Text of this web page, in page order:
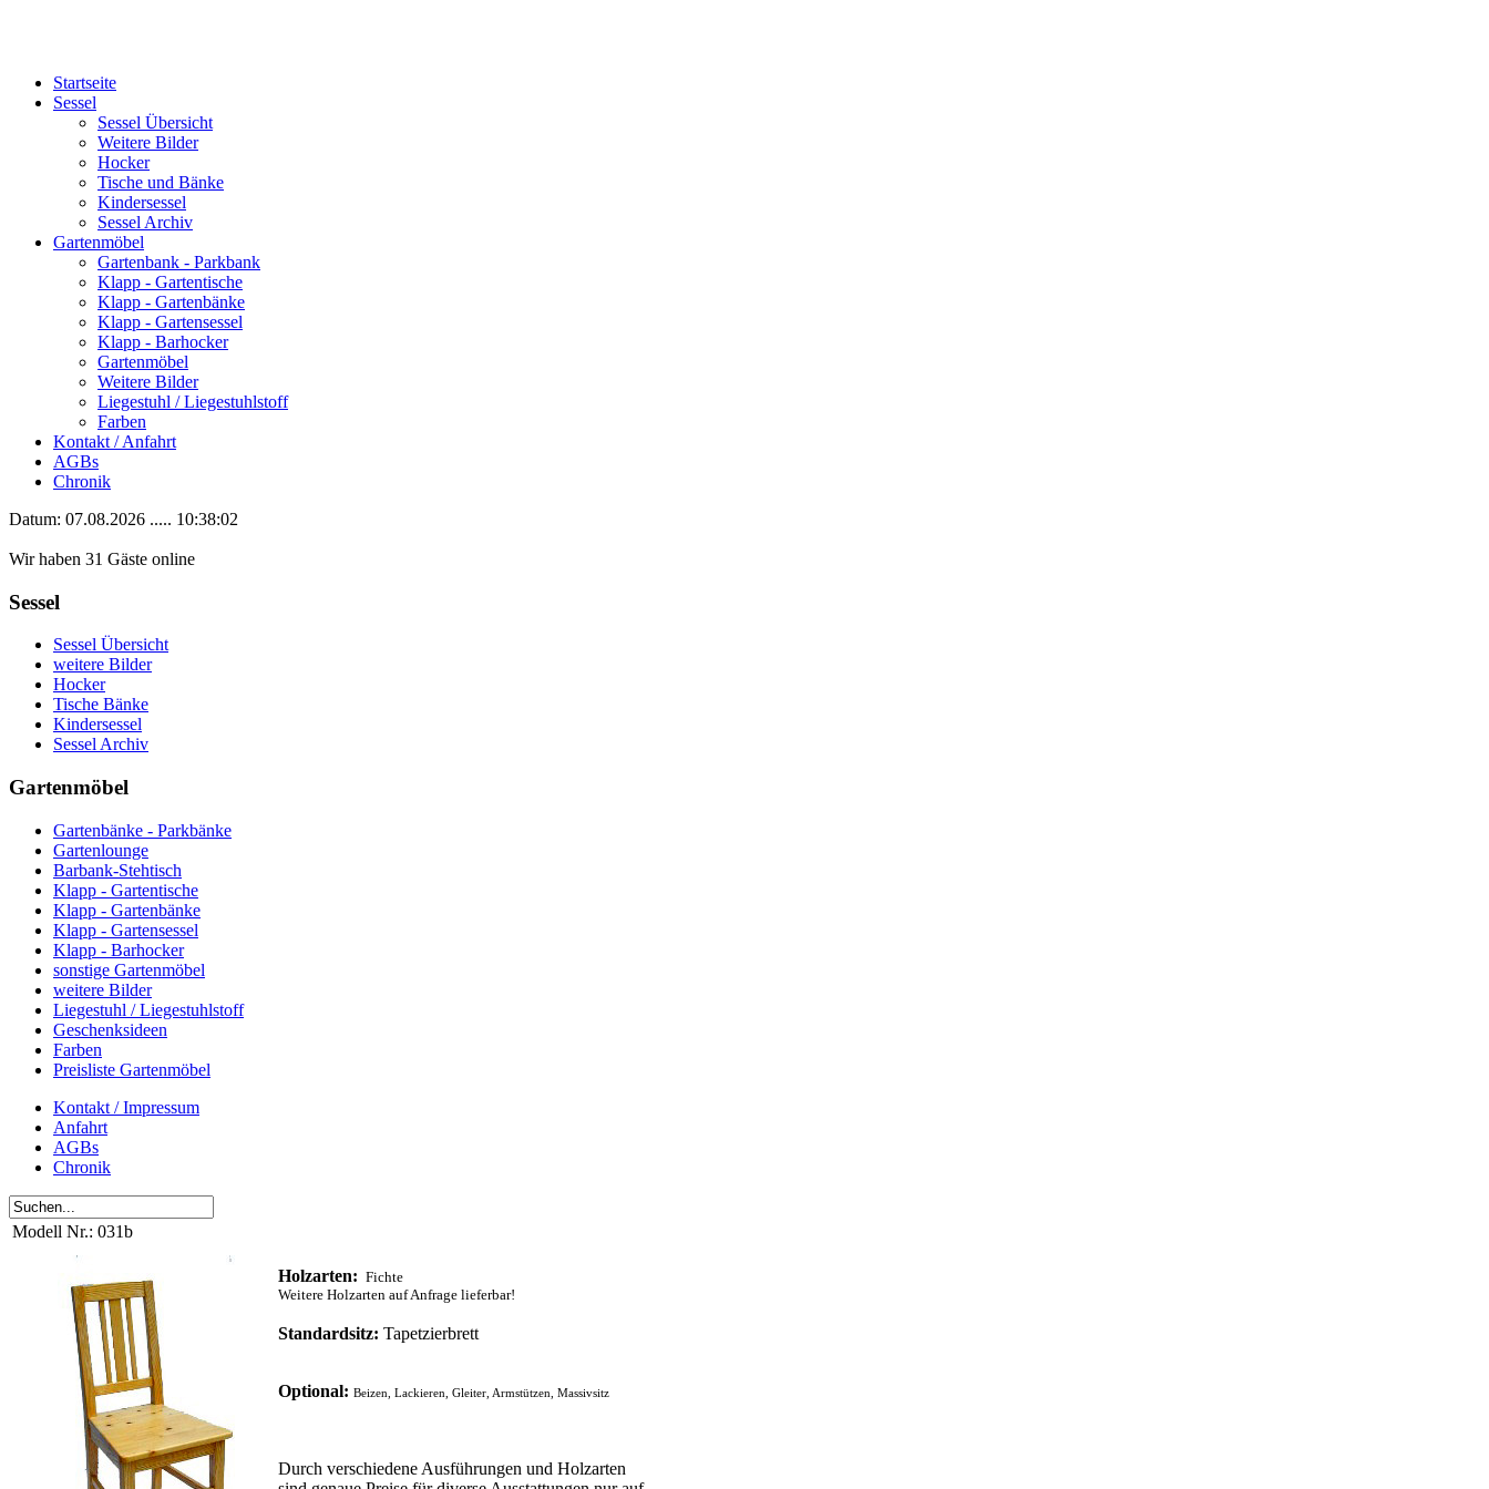
Startseite
Sessel
Sessel Übersicht
Weitere Bilder
Hocker
Tische und Bänke
Kindersessel
Sessel Archiv
Gartenmöbel
Gartenbank - Parkbank
Klapp - Gartentische
Klapp - Gartenbänke
Klapp - Gartensessel
Klapp - Barhocker
Gartenmöbel
Weitere Bilder
Liegestuhl / Liegestuhlstoff
Farben
Kontakt / Anfahrt
AGBs
Chronik
Datum: 07.08.2026 ..... 10:38:02
Wir haben 31 Gäste online
Sessel
Sessel Übersicht
weitere Bilder
Hocker
Tische Bänke
Kindersessel
Sessel Archiv
Gartenmöbel
Gartenbänke - Parkbänke
Gartenlounge
Barbank-Stehtisch
Klapp - Gartentische
Klapp - Gartenbänke
Klapp - Gartensessel
Klapp - Barhocker
sonstige Gartenmöbel
weitere Bilder
Liegestuhl / Liegestuhlstoff
Geschenksideen
Farben
Preisliste Gartenmöbel
Kontakt / Impressum
Anfahrt
AGBs
Chronik
Modell Nr.: 031b
Holzarten: Fichte
Weitere Holzarten auf Anfrage lieferbar!
Standardsitz: Tapetzierbrett
Optional: Beizen , Lackieren Gleiter, Armstützen, Massivsitz
Durch verschiedene Ausführungen und Holzarten